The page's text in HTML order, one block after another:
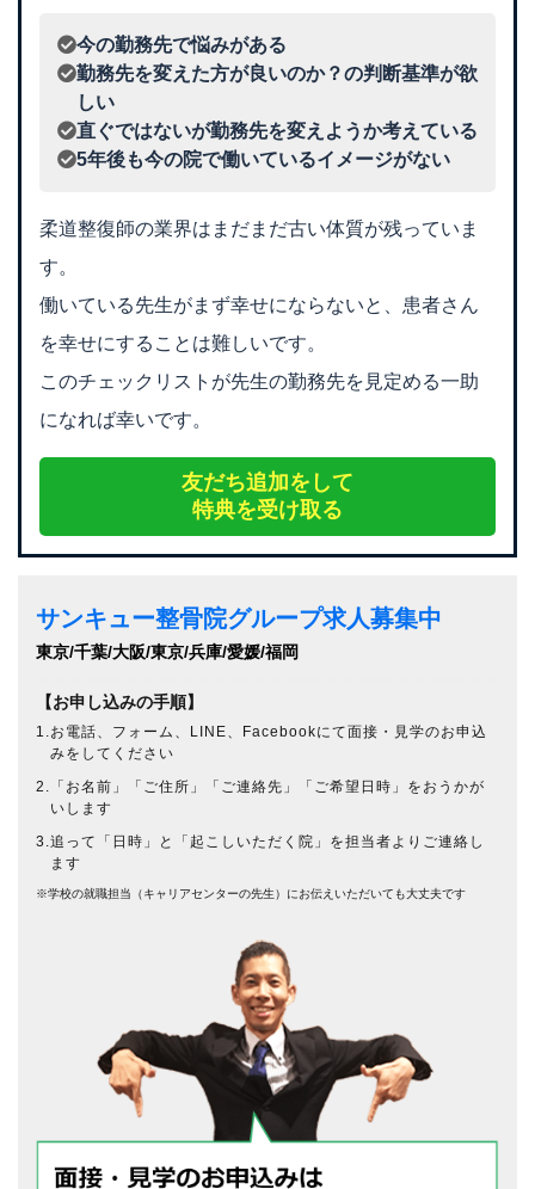
今の勤務先で悩みがある
勤務先を変えた方が良いのか？の判断基準が欲
しい
直ぐではないが勤務先を変えようか考えている
5年後も今の院で働いているイメージがない
柔道整復師の業界はまだまだ古い体質が残っていま
す。
働いている先生がまず幸せにならないと、患者さん
を幸せにすることは難しいです。
このチェックリストが先生の勤務先を見定める一助
になれば幸いです。
友だち追加をして
特典を受け取る
サンキュー整骨院グループ求人募集中
東京/千葉/大阪/東京/兵庫/愛媛/福岡
【お申し込みの手順】
1.お電話、フォーム、LINE、Facebookにて面接・見学のお申込
みをしてください
2.「お名前」「ご住所」「ご連絡先」「ご希望日時」をおうかが
いします
3.追って「日時」と「起こしいただく院」を担当者よりご連絡し
ます
※学校の就職担当（キャリアセンターの先生）にお伝えいただいても大丈夫です